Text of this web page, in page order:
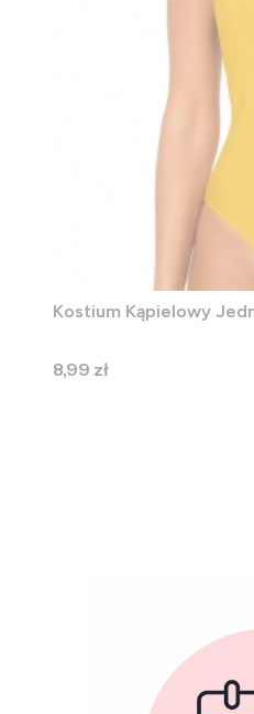
Kostium Kąpielowy
Cena
8,99 zł